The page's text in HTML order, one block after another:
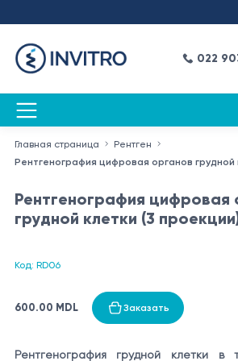
022
Главная страница
Рентген
Рентгенография цифровая органов грудной
Рентгенография цифровая
грудной клетки (3
Код: RD06
600.00 MDL Заказать
Рентгенография грудной клетки в